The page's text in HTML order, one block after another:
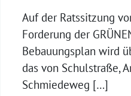
Auf der Ratssitzung
Forderung der
Bebauungsplan wird
das von Schulstraße,
Schmiedeweg […]